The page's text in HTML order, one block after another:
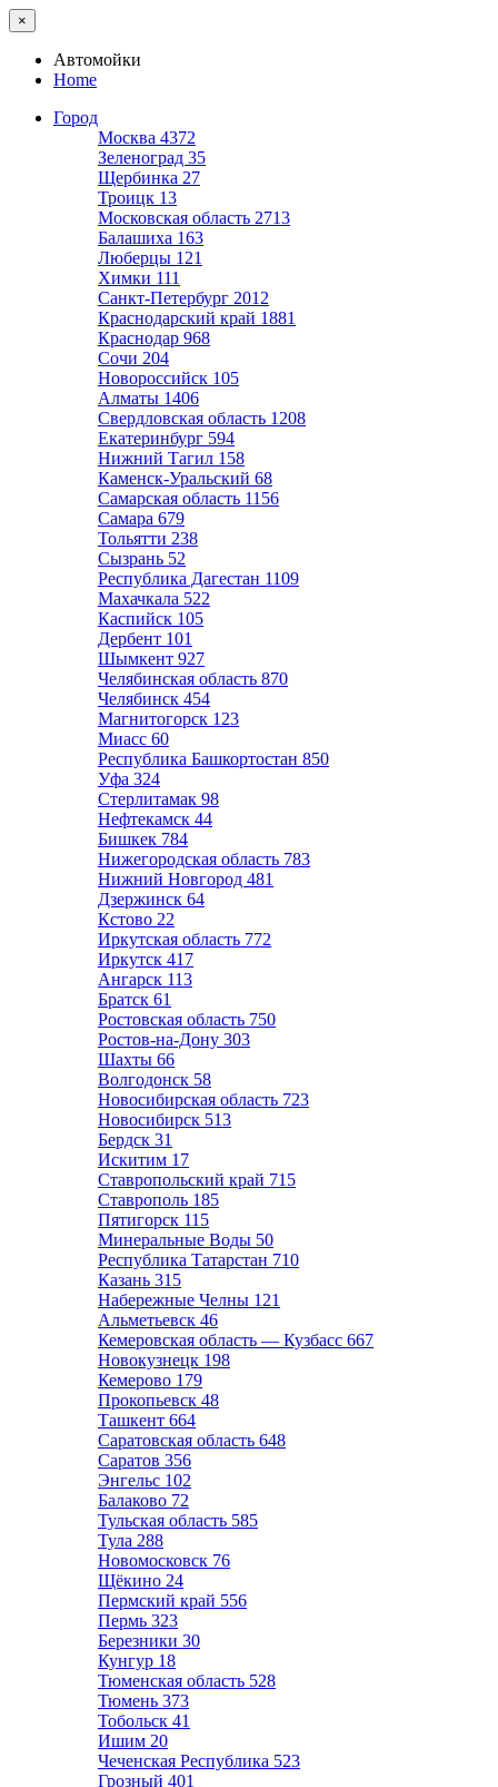
×
Автомойки
Home
Город
Москва 4372
Зеленоград 35
Щербинка 27
Троицк 13
Московская область 2713
Балашиха 163
Люберцы 121
Химки 111
Санкт-Петербург 2012
Краснодарский край 1881
Краснодар 968
Сочи 204
Новороссийск 105
Алматы 1406
Свердловская область 1208
Екатеринбург 594
Нижний Тагил 158
Каменск-Уральский 68
Самарская область 1156
Самара 679
Тольятти 238
Сызрань 52
Республика Дагестан 1109
Махачкала 522
Каспийск 105
Дербент 101
Шымкент 927
Челябинская область 870
Челябинск 454
Магнитогорск 123
Миасс 60
Республика Башкортостан 850
Уфа 324
Стерлитамак 98
Нефтекамск 44
Бишкек 784
Нижегородская область 783
Нижний Новгород 481
Дзержинск 64
Кстово 22
Иркутская область 772
Иркутск 417
Ангарск 113
Братск 61
Ростовская область 750
Ростов-на-Дону 303
Шахты 66
Волгодонск 58
Новосибирская область 723
Новосибирск 513
Бердск 31
Искитим 17
Ставропольский край 715
Ставрополь 185
Пятигорск 115
Минеральные Воды 50
Республика Татарстан 710
Казань 315
Набережные Челны 121
Альметьевск 46
Кемеровская область — Кузбасс 667
Новокузнецк 198
Кемерово 179
Прокопьевск 48
Ташкент 664
Саратовская область 648
Саратов 356
Энгельс 102
Балаково 72
Тульская область 585
Тула 288
Новомосковск 76
Щёкино 24
Пермский край 556
Пермь 323
Березники 30
Кунгур 18
Тюменская область 528
Тюмень 373
Тобольск 41
Ишим 20
Чеченская Республика 523
Грозный 401